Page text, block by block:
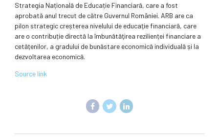
Strategia Națională de Educație Financiară, care a fost
aprobată anul trecut de către Guvernul României. ARB are ca
pilon strategic creșterea nivelului de educaţie financiară, care
are o contribuție directă la îmbunătăţirea rezilienței financiare a
cetățenilor, a gradului de bunăstare economică individuală și la
dezvoltarea economică.
Source link